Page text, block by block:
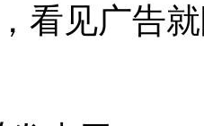
看见广告